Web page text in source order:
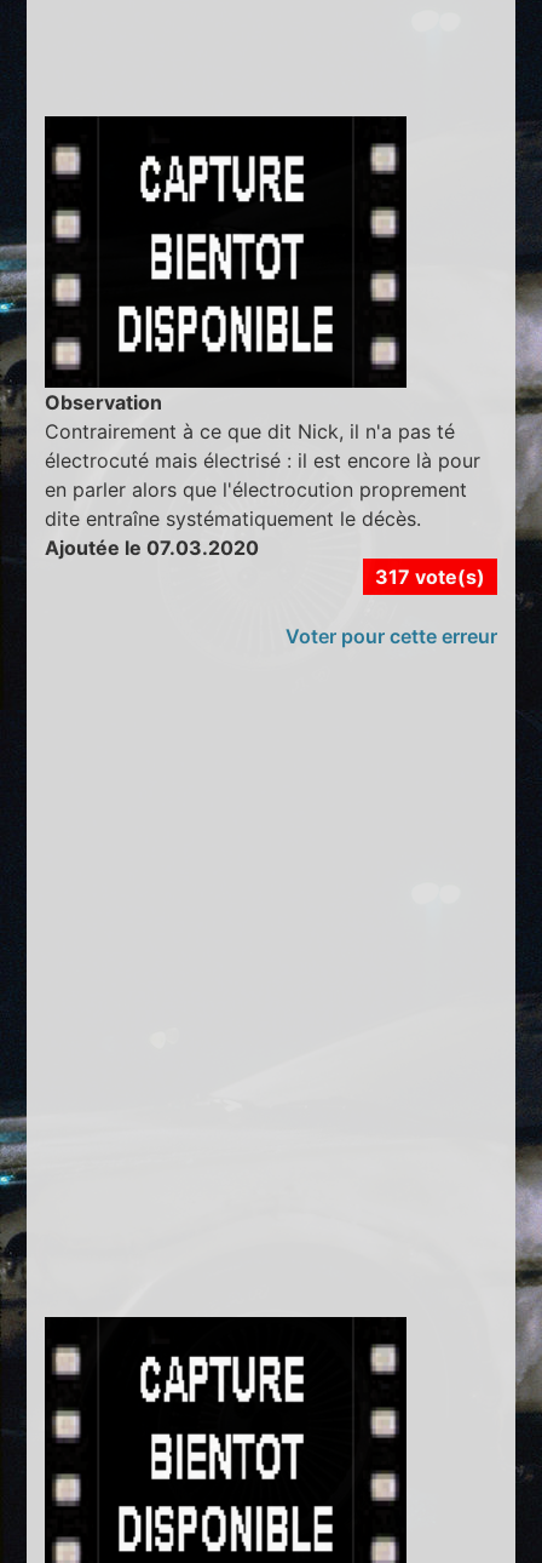
Observation
Contrairement à ce que dit Nick, il n'a pas té
électrocuté mais électrisé : il est encore là pour
en parler alors que l'électrocution proprement
dite entraîne systématiquement le décès.
Ajoutée le 07.03.2020
317 vote(s)
Voter pour cette erreur